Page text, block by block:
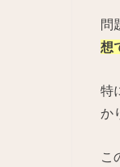
問
想
特
か
こ